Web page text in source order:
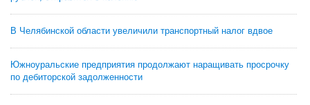
В Челябинской области увеличили транспортный налог вдвое
Южноуральские предприятия продолжают наращивать просрочку
по дебиторской задолженности